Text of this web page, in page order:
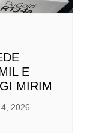
E
MIRIM
2026